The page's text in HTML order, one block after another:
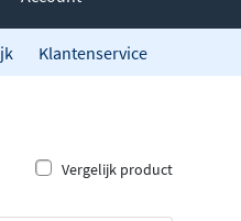
Klantenservice
Vergelijk product